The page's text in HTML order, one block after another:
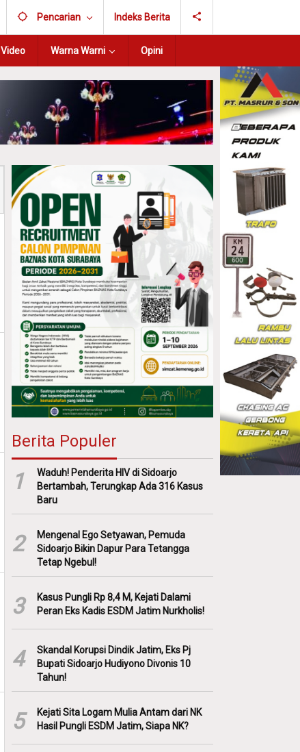
Pencarian Indeks Berita
Video Warna Warni Opini
Berita Populer
1
Waduh! Penderita HIV di Sidoarjo
Bertambah, Terungkap Ada 316 Kasus
Baru
2
Mengenal Ego Setyawan, Pemuda
Sidoarjo Bikin Dapur Para Tetangga
Tetap Ngebul!
3
Kasus Pungli Rp 8,4 M, Kejati Dalami
Peran Eks Kadis ESDM Jatim Nurkholis!
4
Skandal Korupsi Dindik Jatim, Eks Pj
Bupati Sidoarjo Hudiyono Divonis 10
Tahun!
5
Kejati Sita Logam Mulia Antam dari NK
Hasil Pungli ESDM Jatim, Siapa NK?